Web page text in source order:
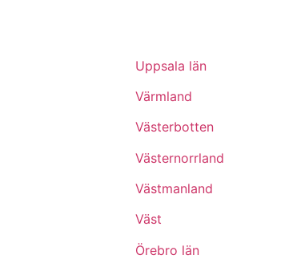
Uppsala län
Värmland
Västerbotten
Västernorrland
Västmanland
Väst
Örebro län